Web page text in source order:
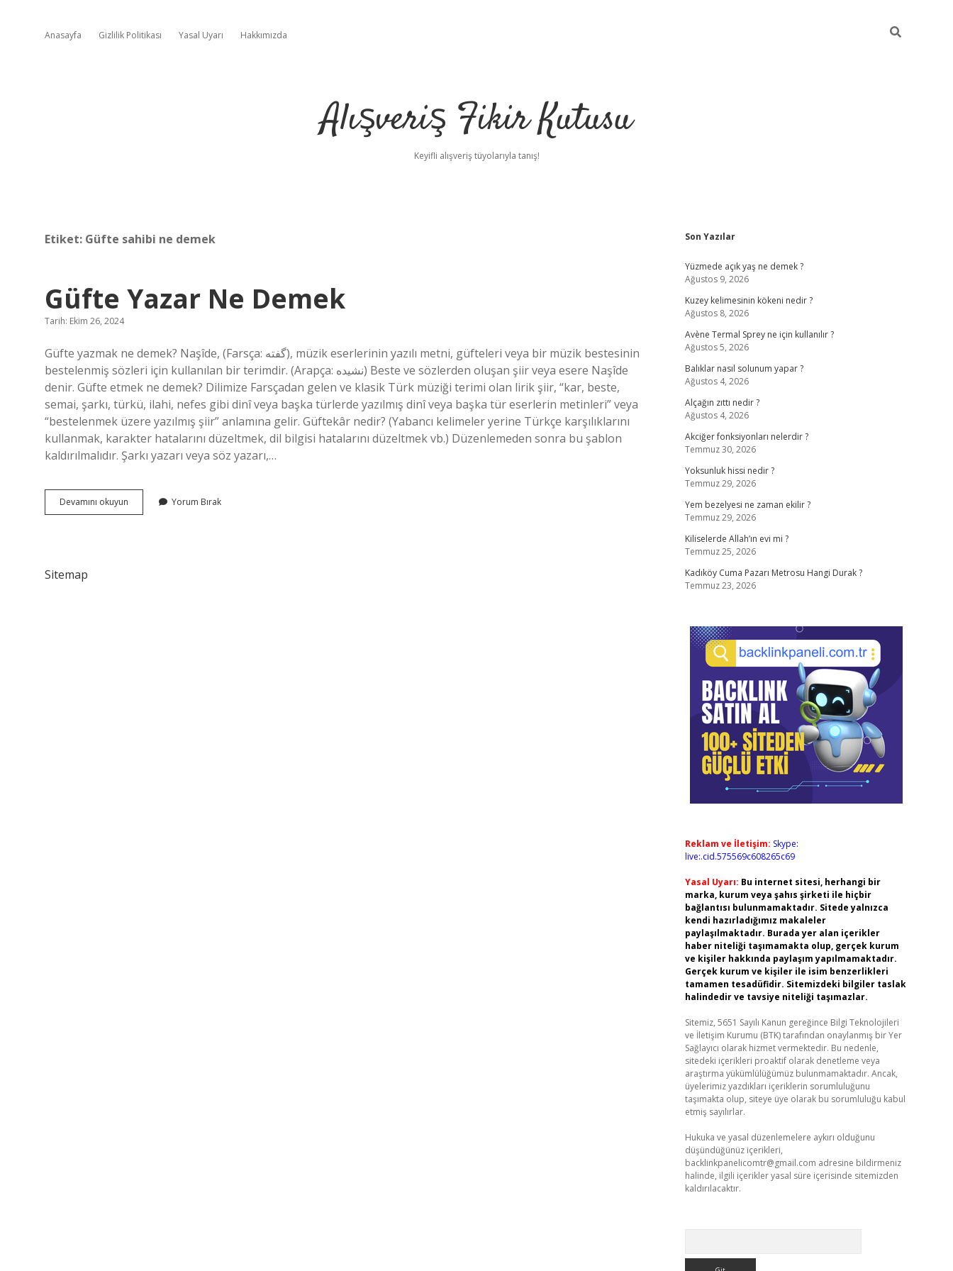
Anasayfa Gizlilik Politikası Yasal Uyarı Hakkımızda
Alışveriş Fikir Kutusu
Keyifli alışveriş tüyolarıyla tanış!
Etiket: Güfte sahibi ne demek
Güfte Yazar Ne Demek
Tarih: Ekim 26, 2024
Güfte yazmak ne demek? Naşîde, (Farsça: گفته), müzik eserlerinin yazılı metni, güfteleri veya bir müzik bestesinin
bestelenmiş sözleri için kullanılan bir terimdir. (Arapça: نشيده) Beste ve sözlerden oluşan şiir veya esere Naşîde
denir. Güfte etmek ne demek? Dilimize Farsçadan gelen ve klasik Türk müziği terimi olan lirik şiir, “kar, beste,
semai, şarkı, türkü, ilahi, nefes gibi dinî veya başka türlerde yazılmış dinî veya başka tür eserlerin metinleri” veya
“bestelenmek üzere yazılmış şiir” anlamına gelir. Güftekâr nedir? (Yabancı kelimeler yerine Türkçe karşılıklarını
kullanmak, karakter hatalarını düzeltmek, dil bilgisi hatalarını düzeltmek vb.) Düzenlemeden sonra bu şablon
kaldırılmalıdır. Şarkı yazarı veya söz yazarı,…
Devamını okuyun
Yazar
Yorum Bırak
Sitemap
Sidebar
Son Yazılar
Yüzmede açık yaş ne demek ?
Ağustos 9, 2026
Kuzey kelimesinin kökeni nedir ?
Ağustos 8, 2026
Avène Termal Sprey ne için kullanılır ?
Ağustos 5, 2026
Balıklar nasıl solunum yapar ?
Ağustos 4, 2026
Alçağın zıttı nedir ?
Ağustos 4, 2026
Akciğer fonksiyonları nelerdir ?
Temmuz 30, 2026
Yoksunluk hissi nedir ?
Temmuz 29, 2026
Yem bezelyesi ne zaman ekilir ?
Temmuz 29, 2026
Kiliselerde Allah’ın evi mi ?
Temmuz 25, 2026
Kadıköy Cuma Pazarı Metrosu Hangi Durak ?
Temmuz 23, 2026
Reklam ve İletişim: Skype:
live:.cid.575569c608265c69
Yasal Uyarı: Bu internet sitesi, herhangi bir
marka, kurum veya şahıs şirketi ile hiçbir
bağlantısı bulunmamaktadır. Sitede yalnızca
kendi hazırladığımız makaleler
paylaşılmaktadır. Burada yer alan içerikler
haber niteliği taşımamakta olup, gerçek kurum
ve kişiler hakkında paylaşım yapılmamaktadır.
Gerçek kurum ve kişiler ile isim benzerlikleri
tamamen tesadüfidir. Sitemizdeki bilgiler taslak
halindedir ve tavsiye niteliği taşımazlar.
Sitemiz, 5651 Sayılı Kanun gereğince Bilgi Teknolojileri
ve İletişim Kurumu (BTK) tarafından onaylanmış bir Yer
Sağlayıcı olarak hizmet vermektedir. Bu nedenle,
sitedeki içerikleri proaktif olarak denetleme veya
araştırma yükümlülüğümüz bulunmamaktadır. Ancak,
üyelerimiz yazdıkları içeriklerin sorumluluğunu
taşımakta olup, siteye üye olarak bu sorumluluğu kabul
etmiş sayılırlar.
Hukuka ve yasal düzenlemelere aykırı olduğunu
düşündüğünüz içerikleri,
backlinkpanelicomtr@gmail.com adresine bildirmeniz
halinde, ilgili içerikler yasal süre içerisinde sitemizden
kaldırılacaktır.